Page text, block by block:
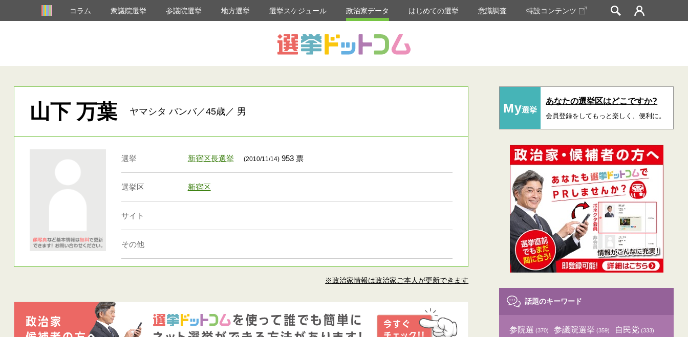
コラム 衆議院選挙 参議院選挙 地方選挙 選挙スケジュール 政治家データ はじめての選挙 意識調査 特設コンテンツ
山下 万葉 ヤマシタ バンバ／45歳／ 男
選挙 新宿区長選挙 (2010/11/14)953 票
選挙区 新宿区
サイト
その他
※政治家情報は政治家ご本人が更新できます
My選挙
あなたの選挙区はどこですか?
会員登録をしてもっと楽しく、便利に。
話題のキーワード
参院選 (370) 参議院選挙 (359) 自民党 (333)